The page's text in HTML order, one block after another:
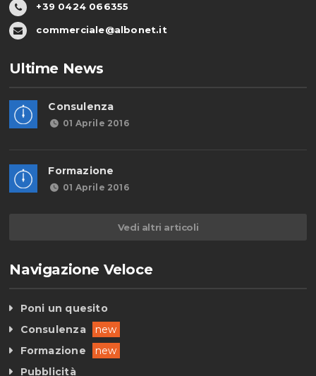
+39 0424 066355
commerciale@albonet.it
Ultime News
Consulenza
01 Aprile 2016
Formazione
01 Aprile 2016
Vedi altri articoli
Navigazione Veloce
Poni un quesito
Consulenza
new
Formazione
new
Pubblicità